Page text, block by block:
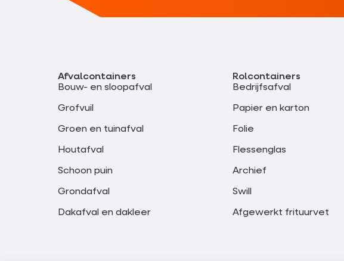
Afvalcontainers
Bouw- en sloopafval
Grofvuil
Groen en tuinafval
Houtafval
Schoon puin
Grondafval
Dakafval en dakleer
Rolcontainers
Bedrijfsafval
Papier en karton
Folie
Flessenglas
Archief
Swill
Afgewerkt frituurvet